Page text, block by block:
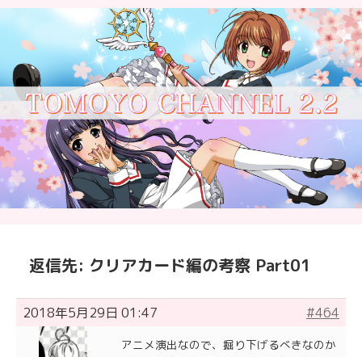
返信先: クリアカード編の考察 Part01
2018年5月29日 01:47 #464
アニメ演出なので、掘り下げるべきなのか